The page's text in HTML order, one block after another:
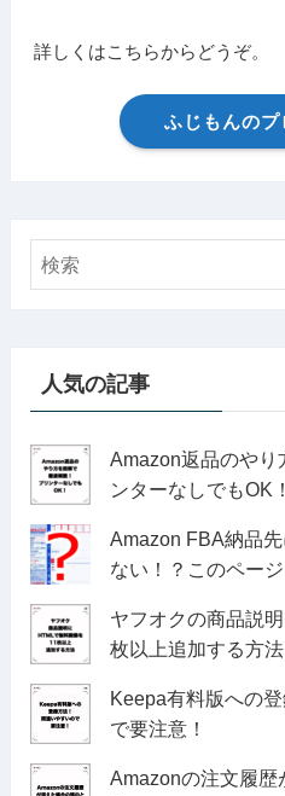
詳しくはこちらからどうぞ。
ふじもんの
人気の記事
Amazon返品のやり
ンターなしでもOK！
Amazon FBA納品
ない！？このペー
ヤフオクの商品説
枚以上追加する方法
Keepa有料版への
で要注意！
Amazonの注文履歴